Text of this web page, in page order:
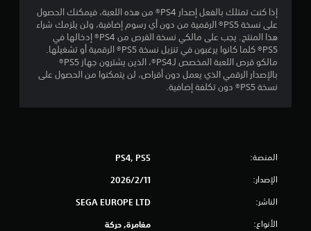
ي
3
4
إذا كنت تمتلك بالفعل إصدار PS4® من هذه اللعبة، فيمكنك الحصول
على نسخة PS5® الرقمية من دون أي رسوم إضافية، ولن يلزمك شراء
هذا المنتج. يجب على مالكي نسخة القرص من PS4® إدخالها في
PS5® كلما كانوا يرغبون في تنزيل نسخة PS5® الرقمية أو تشغيلها.
مالكو قرص اللعبة المخصص لـPS4®، الذين يشترون جهاز PS5®
بالإصدار الرقمي الذي يعمل دون أقراص، لن يتمكنوا من الحصول على
نسخة PS5® دون تكلفة إضافية.
المنصة: PS4, PS5
الإصدار: 11‏/2‏/2026
الناشر: SEGA EUROPE LTD
الأنواع: مغامرة, حركة